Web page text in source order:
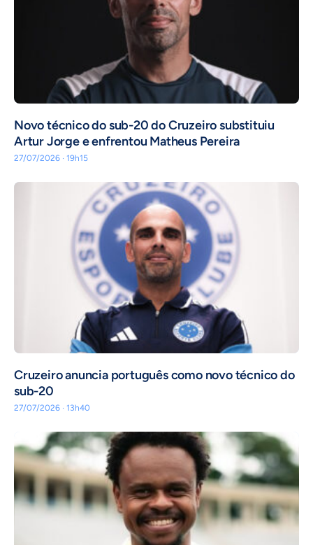
Novo técnico do sub-20 do Cruzeiro substituiu
Artur Jorge e enfrentou Matheus Pereira
27/07/2026 · 19h15
Cruzeiro anuncia português como novo técnico do
sub-20
27/07/2026 · 13h40